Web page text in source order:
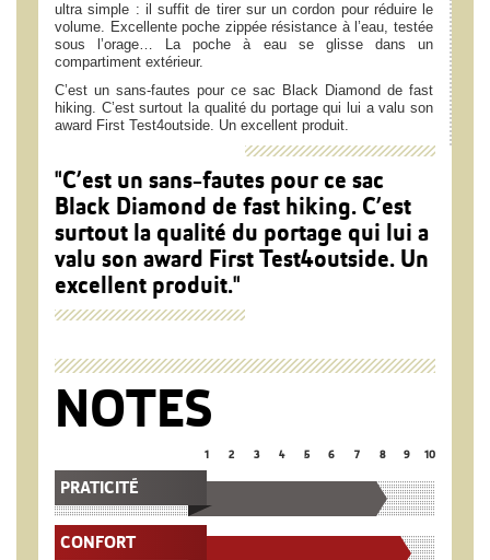
ultra simple : il suffit de tirer sur un cordon pour réduire le
volume. Excellente poche zippée résistance à l’eau, testée
sous l’orage… La poche à eau se glisse dans un
compartiment extérieur.
C’est un sans-fautes pour ce sac Black Diamond de fast
hiking. C’est surtout la qualité du portage qui lui a valu son
award First Test4outside. Un excellent produit.
"C’est un sans-fautes pour ce sac
Black Diamond de fast hiking. C’est
surtout la qualité du portage qui lui a
valu son award First Test4outside. Un
excellent produit."
NOTES
1 2 3 4 5 6 7 8 9 10
PRATICITÉ
CONFORT